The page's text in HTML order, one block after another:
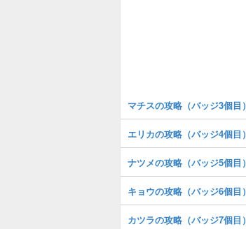
マチスの攻略（バッジ3個目）
エリカの攻略（バッジ4個目）
ナツメの攻略（バッジ5個目）
キョウの攻略（バッジ6個目）
カツラの攻略（バッジ7個目）